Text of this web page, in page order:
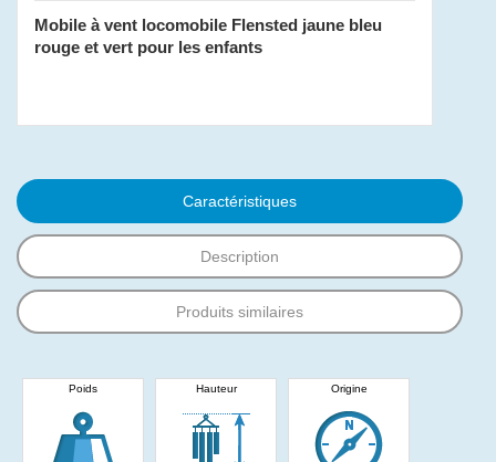
Mobile à vent locomobile Flensted jaune bleu
rouge et vert pour les enfants
Caractéristiques
Description
Produits similaires
Poids Hauteur Origine